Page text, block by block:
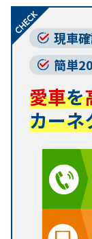
現車
簡単
愛車を
カーネ